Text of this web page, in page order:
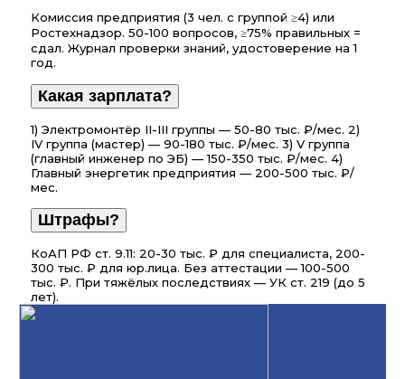
Комиссия предприятия (3 чел. с группой ≥4) или
Ростехнадзор. 50-100 вопросов, ≥75% правильных =
сдал. Журнал проверки знаний, удостоверение на 1
год.
Какая зарплата?
1) Электромонтёр II-III группы — 50-80 тыс. ₽/мес. 2)
IV группа (мастер) — 90-180 тыс. ₽/мес. 3) V группа
(главный инженер по ЭБ) — 150-350 тыс. ₽/мес. 4)
Главный энергетик предприятия — 200-500 тыс. ₽/
мес.
Штрафы?
КоАП РФ ст. 9.11: 20-30 тыс. ₽ для специалиста, 200-
300 тыс. ₽ для юр.лица. Без аттестации — 100-500
тыс. ₽. При тяжёлых последствиях — УК ст. 219 (до 5
лет).